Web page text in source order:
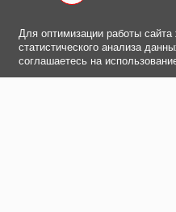
Для оптимизации работы
статистического анализа
соглашаетесь на